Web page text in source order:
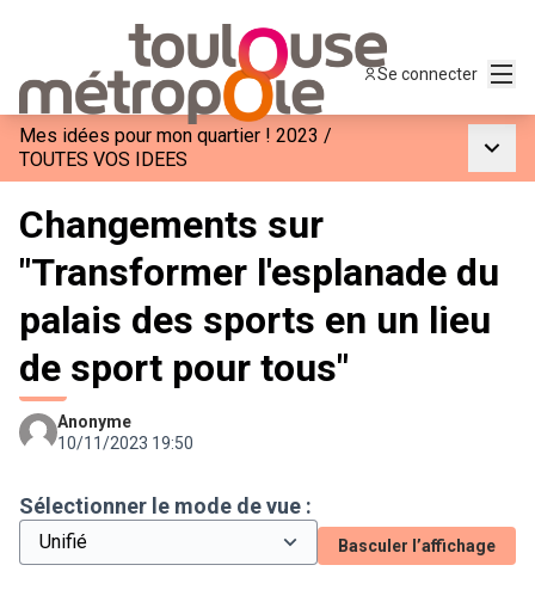
Se connecter
Mes idées pour mon quartier ! 2023 /
TOUTES VOS IDEES
Changements sur
"Transformer l'esplanade du
palais des sports en un lieu
de sport pour tous"
Anonyme
10/11/2023 19:50
Sélectionner le mode de vue :
Basculer l’affichage